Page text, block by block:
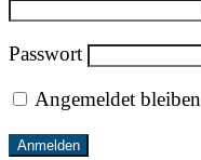
Passwort
Angemeldet bleiben